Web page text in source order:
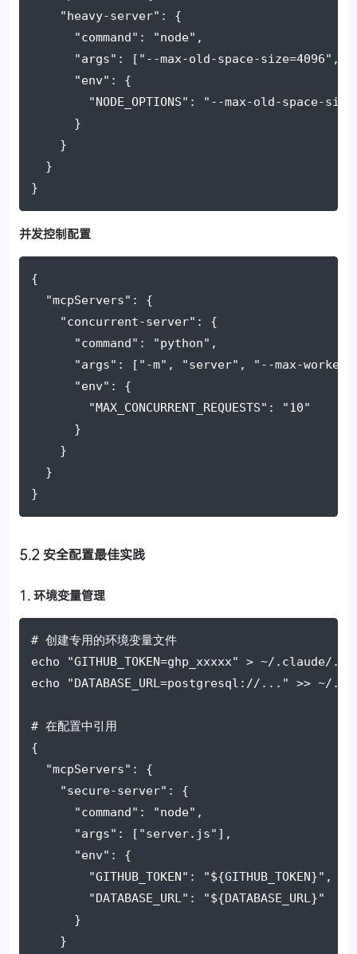
"heavy-server" : {
"command" : "node" ,
"args" : [ "--max-old-space-size=4096" ,
"env" : {
"NODE_OPTIONS" :
"--max-old-space-
}
}
  }
}
并发控制配置
{
"mcpServers" : {
"concurrent-server" : {
"command" : "python" ,
"args" : [ "-m" , "server" ,
"--max-
"env" : {
"MAX_CONCURRENT_REQUESTS" :
"10"
}
}
  }
}
5.2 安全配置最佳实践
1. 环境变量管理
# 创建专用的环境变量文件
echo
"GITHUB_TOKEN=ghp_xxxxx"
> ~/.claude/
echo
"DATABASE_URL=postgresql://..." >> ~/
# 在配置中引用
{
"mcpServers" : {
"secure-server" : {
"command" : "node" ,
"args" : [ "server.js" ],
"env" : {
"GITHUB_TOKEN" : "${GITHUB_TOKEN}" ,
"DATABASE_URL" : "${DATABASE_URL}"
}
}